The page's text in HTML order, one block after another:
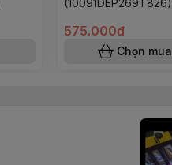
(10091DEP269T826)
575.000đ
Chọn mua